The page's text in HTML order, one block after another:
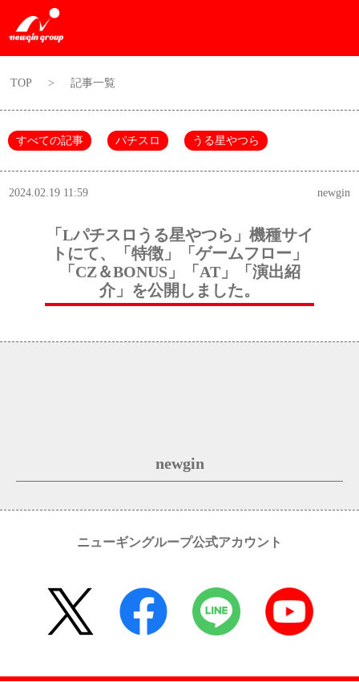
TOP > 記事一覧
すべての記事 パチスロ うる星やつら
2024.02.19 11:59 newgin
「Lパチスロうる星やつら」機種サイ
トにて、「特徴」「ゲームフロー」
「CZ＆BONUS」「AT」「演出紹
介」を公開しました。
newgin
ニューギングループ公式アカウント